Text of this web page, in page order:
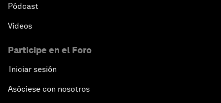
Pódcast
Vídeos
Participe en el Foro
Iniciar sesión
Asóciese con nosotros